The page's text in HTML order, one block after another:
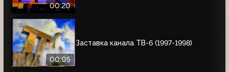
00:20
00:05
Заставка канала ТВ-6 (1997-1998)